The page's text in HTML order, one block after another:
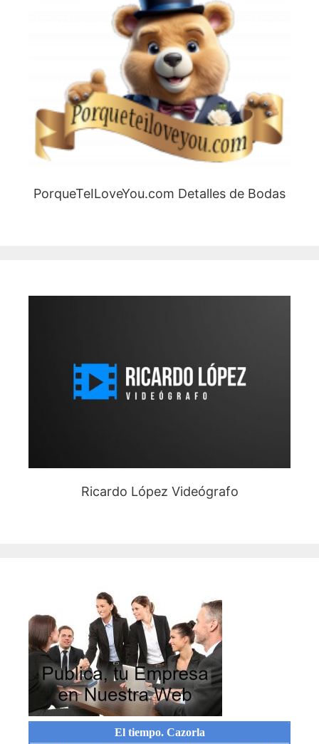
PorqueTeILoveYou.com Detalles de Bodas
Ricardo López Videógrafo